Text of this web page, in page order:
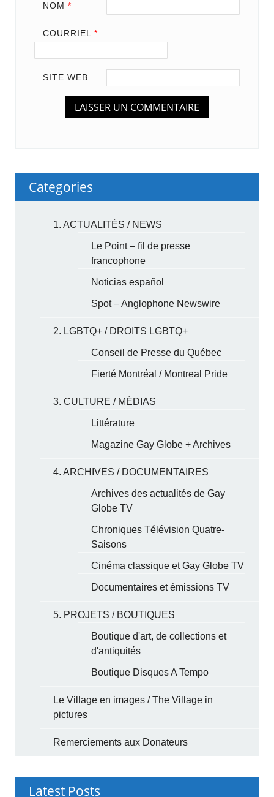
NOM *
COURRIEL *
SITE WEB
Categories
1. ACTUALITÉS / NEWS
Le Point – fil de presse
francophone
Noticias español
Spot – Anglophone Newswire
2. LGBTQ+ / DROITS LGBTQ+
Conseil de Presse du Québec
Fierté Montréal / Montreal Pride
3. CULTURE / MÉDIAS
Littérature
Magazine Gay Globe + Archives
4. ARCHIVES / DOCUMENTAIRES
Archives des actualités de Gay
Globe TV
Chroniques Télévision Quatre-
Saisons
Cinéma classique et Gay Globe TV
Documentaires et émissions TV
5. PROJETS / BOUTIQUES
Boutique d'art, de collections et
d'antiquités
Boutique Disques A Tempo
Le Village en images / The Village in
pictures
Remerciements aux Donateurs
Latest Posts